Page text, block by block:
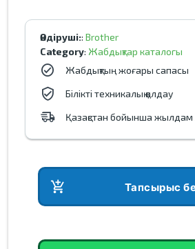
Өндіруші:: Brother
Category: Жабдықтар каталогы
Жабдықтың жоғары сапасы
Білікті техникалық қолдау
Қазақстан бойынша жылдам
add_shopping_cart Тапсырыс